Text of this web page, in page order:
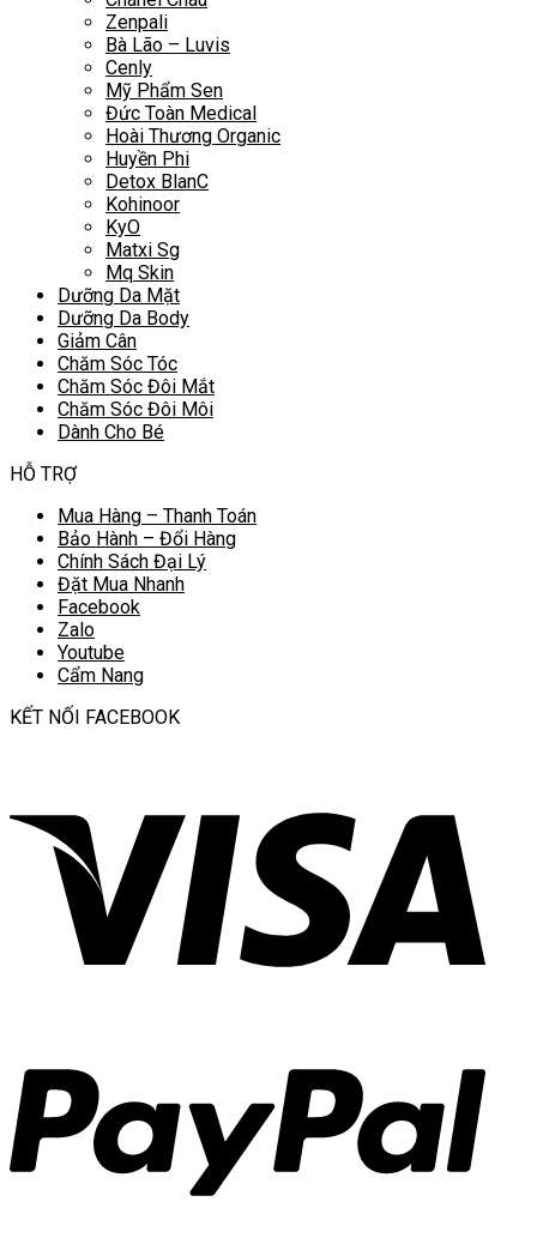
Zenpali
Bà Lão – Luvis
Cenly
Mỹ Phẩm Sen
Đức Toàn Medical
Hoài Thương Organic
Huyền Phi
Detox BlanC
Kohinoor
KyO
Matxi Sg
Mq Skin
Dưỡng Da Mặt
Dưỡng Da Body
Giảm Cân
Chăm Sóc Tóc
Chăm Sóc Đôi Mắt
Chăm Sóc Đôi Môi
Dành Cho Bé
HỖ TRỢ
Mua Hàng – Thanh Toán
Bảo Hành – Đổi Hàng
Chính Sách Đại Lý
Đặt Mua Nhanh
Facebook
Zalo
Youtube
Cẩm Nang
KẾT NỐI FACEBOOK